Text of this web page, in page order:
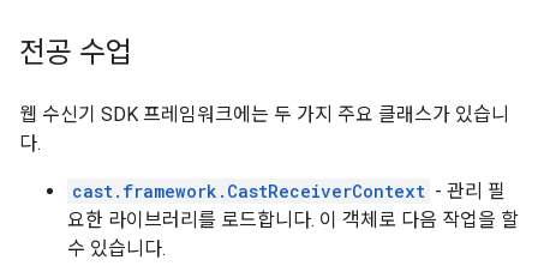
전공 수업
웹 수신기 SDK 프레임워크에는 두 가지 주요 클래스가 있습니
다.
cast.framework.CastReceiverContext - 관리 필
요한 라이브러리를 로드합니다. 이 객체로 다음 작업을 할
수 있습니다.